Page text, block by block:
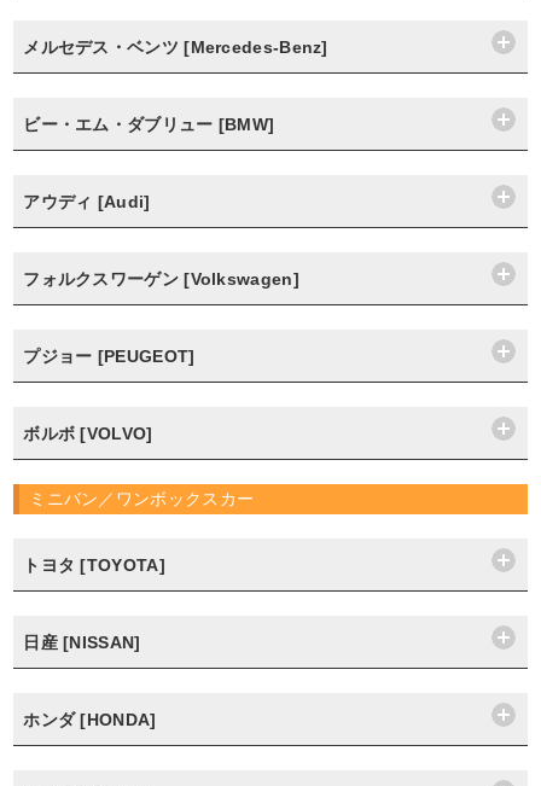
メルセデス・ベンツ [Mercedes-Benz]
ビー・エム・ダブリュー [BMW]
アウディ [Audi]
フォルクスワーゲン [Volkswagen]
プジョー [PEUGEOT]
ボルボ [VOLVO]
ミニバン／ワンボックスカー
トヨタ [TOYOTA]
日産 [NISSAN]
ホンダ [HONDA]